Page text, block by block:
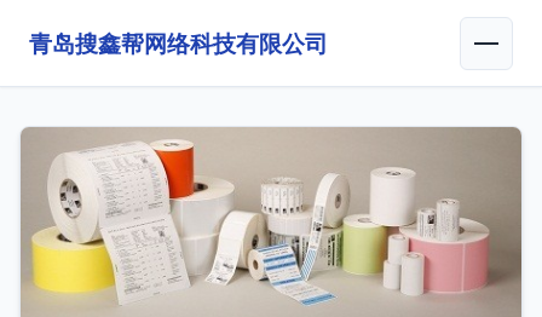
青岛搜鑫帮网络科技有限公司